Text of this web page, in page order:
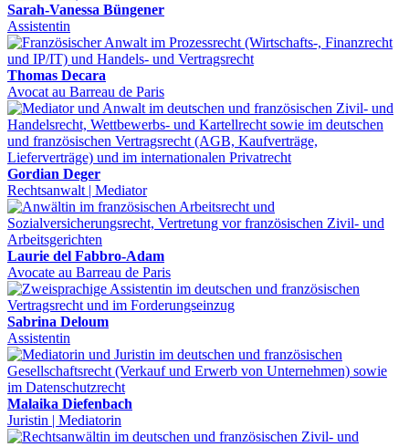
Sarah-Vanessa Büngener
Assistentin
Thomas Decara
Avocat au Barreau de Paris
Gordian Deger
Rechtsanwalt | Mediator
Laurie del Fabbro-Adam
Avocate au Barreau de Paris
Sabrina Deloum
Assistentin
Malaika Diefenbach
Juristin | Mediatorin